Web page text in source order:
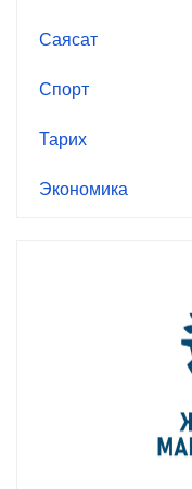
Саясат
Спорт
Тарих
Экономика